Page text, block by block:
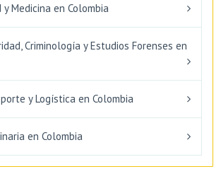
Medicina en Colombia
Criminología y Estudios Forenses en
y Logística en Colombia
en Colombia